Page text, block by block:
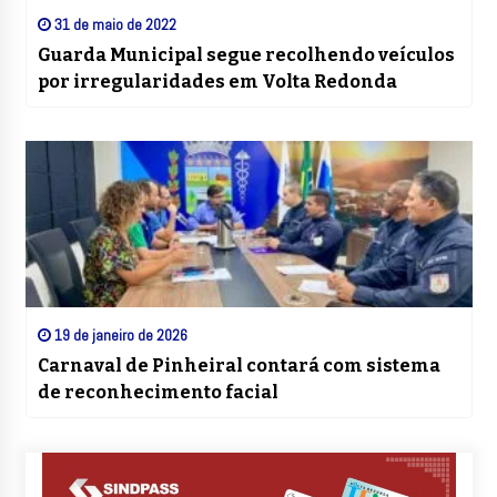
31 de maio de 2022
Guarda Municipal segue recolhendo veículos
por irregularidades em Volta Redonda
19 de janeiro de 2026
Carnaval de Pinheiral contará com sistema
de reconhecimento facial